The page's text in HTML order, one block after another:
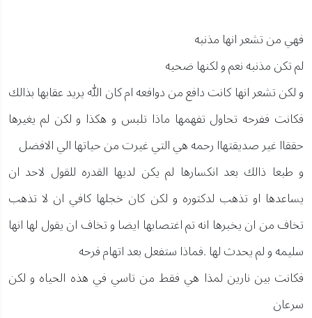
فهي من تشعر انها مذنبه
لم تكن مذنبه نعم و لكنها ضحيه
و لكن تشعر انها كانت دافع من دوافعه ام كان الله يريد عقابها بذالك
فكانت ففرحه تحاول تفهمها ماذا تلبس و هكذا و لكن لم يغيرها
حققاا غير صديقتهاا رحمه هي التي غيرت من حياتها الي الافضل
و طبعا ذالك بعد انكسارها لم يكن لديها القدره للقول لاحد ان
يساعدها او تذهب لدكتوره و لكن كان خجلها كافي ان لا تذهب
تخاف من ان يخبرها انه تم اغتصابها ايضا و تخاف ان يقول لها انها
سليمه و لم يحدث لها .فماذا ستفعل بعد اتهام فرحه
فكانت بين نارين لمذا هي فقط من تاسي في هذه الحياه و لكن
سرعان